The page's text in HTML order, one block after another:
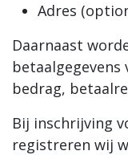
Adres
Daarnaast
bedrag,
Bij inschrijving
registreren wij